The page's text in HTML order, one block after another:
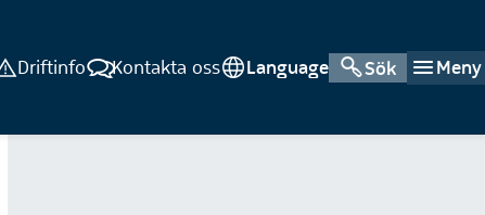
Sök Meny
Driftinfo Kontakta oss Language